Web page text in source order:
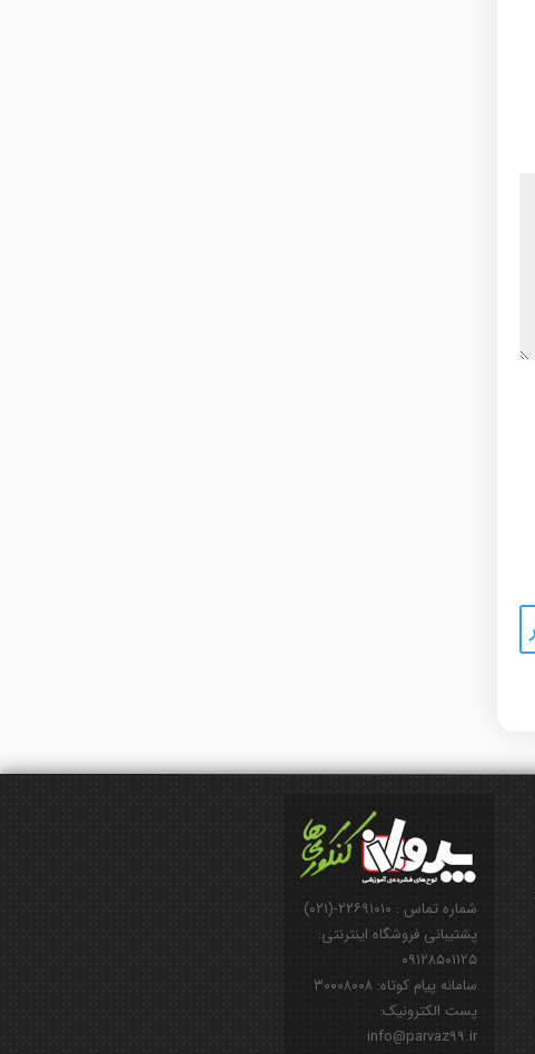
شماره تماس : ۲۲۶۹۱۰۱۰-(۰۲۱)
پشتیبانی فروشگاه اینترنتی:
۰۹۱۲۸۵۰۱۱۲۵
سامانه پیام کوتاه: ۳۰۰۰۸۰۰۸
پست الکترونیک:
info@parvaz99.ir